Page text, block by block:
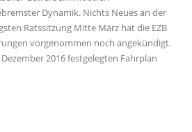
Dynamik. Nichts Neues an der
Ratssitzung Mitte März hat die EZB
vorgenommen noch angekündigt.
2016 festgelegten Fahrplan